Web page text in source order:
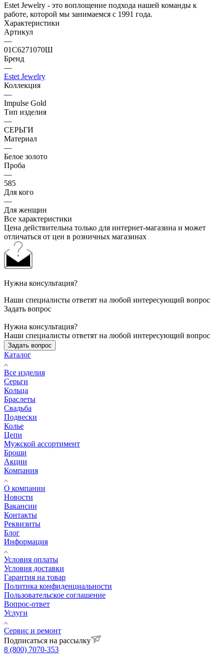
Estet Jewelry - это воплощение подхода нашей команды к
работе, которой мы занимаемся с 1991 года.
Характеристики
Артикул
—
01С6271070Ш
Бренд
—
Estet Jewelry
Коллекция
—
Impulse Gold
Тип изделия
—
СЕРЬГИ
Материал
—
Белое золото
Проба
—
585
Для кого
—
Для женщин
Все характеристики
Цена действительна только для интернет-магазина и может
отличаться от цен в розничных магазинах
Нужна консультация?
Наши специалисты ответят на любой интересующий вопрос
Задать вопрос
Нужна консультация?
Наши специалисты ответят на любой интересующий вопрос
Задать вопрос
Каталог
Все изделия
Серьги
Кольца
Браслеты
Свадьба
Подвески
Колье
Цепи
Мужской ассортимент
Броши
Акции
Компания
О компании
Новости
Вакансии
Контакты
Реквизиты
Блог
Информация
Условия оплаты
Условия доставки
Гарантия на товар
Политика конфиденциальности
Пользовательское соглашение
Вопрос-ответ
Услуги
Сервис и ремонт
Подписаться на рассылку
8 (800) 7070-353